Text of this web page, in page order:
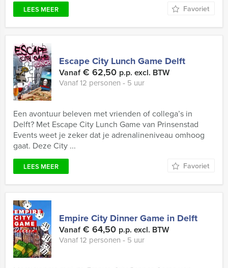
LEES MEER Favoriet
Escape City Lunch Game Delft
Vanaf€ 62,50 p.p. excl. BTW
Vanaf 12 personen ‐ 5 uur
Een avontuur beleven met vrienden of collega’s in
Delft? Met Escape City Lunch Game van Prinsenstad
Events weet je zeker dat je adrenalineniveau omhoog
gaat. Deze City ...
LEES MEER Favoriet
Empire City Dinner Game in Delft
Vanaf€ 64,50 p.p. excl. BTW
Vanaf 12 personen ‐ 5 uur